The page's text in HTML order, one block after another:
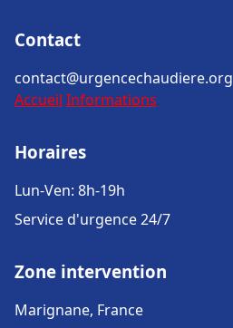
Contact
contact@urgencechaudiere.org
Accueil Informations
Horaires
Lun-Ven: 8h-19h
Service d'urgence 24/7
Zone intervention
Marignane, France